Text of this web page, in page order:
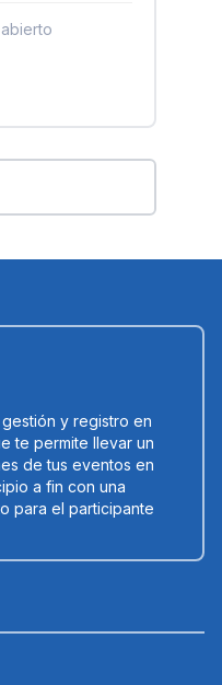
gestión y registro en
te permite llevar un
de tus eventos en
a fin con una
para el participante